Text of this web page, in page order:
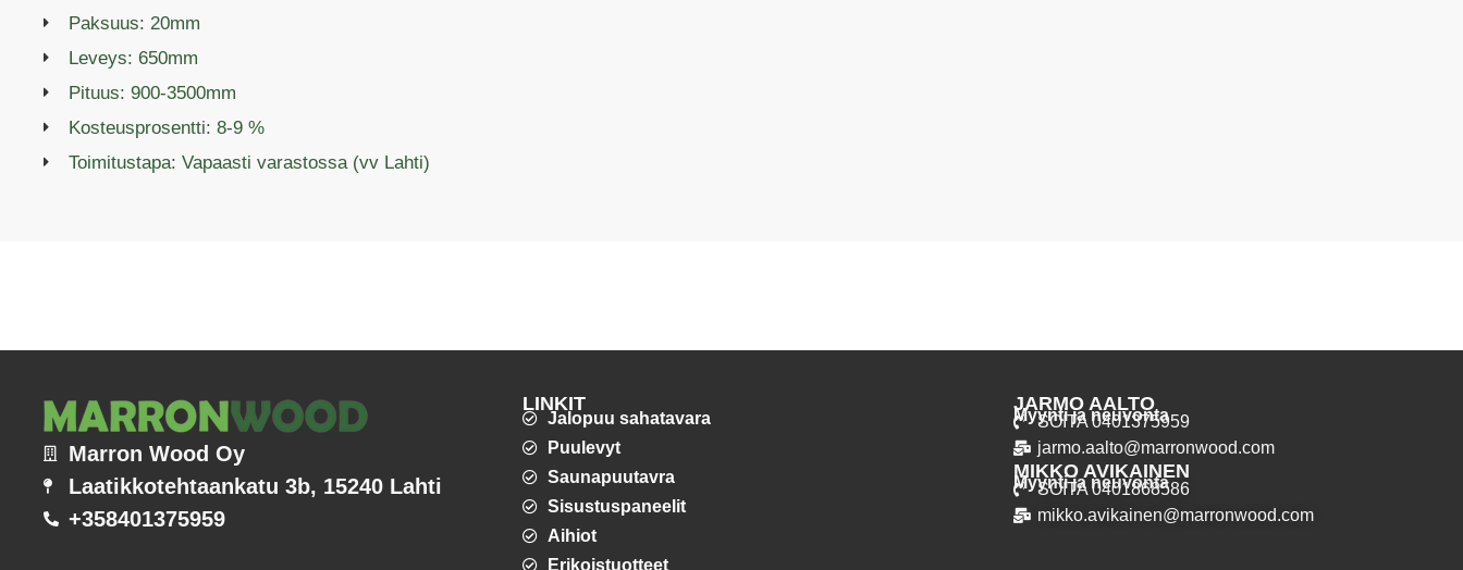
Paksuus: 20mm
Leveys: 650mm
Pituus: 900-3500mm
Kosteusprosentti: 8-9 %
Toimitustapa: Vapaasti varastossa (vv Lahti)
Marron Wood Oy
Laatikkotehtaankatu 3b, 15240 Lahti
+358401375959
LINKIT
Jalopuu sahatavara
Puulevyt
Saunapuutavra
Sisustuspaneelit
Aihiot
Erikoistuotteet
JARMO AALTO
Myynti ja neuvonta
SOITA 0401375959
jarmo.aalto@marronwood.com
MIKKO AVIKAINEN
Myynti ja neuvonta
SOITA 0401868586
mikko.avikainen@marronwood.com